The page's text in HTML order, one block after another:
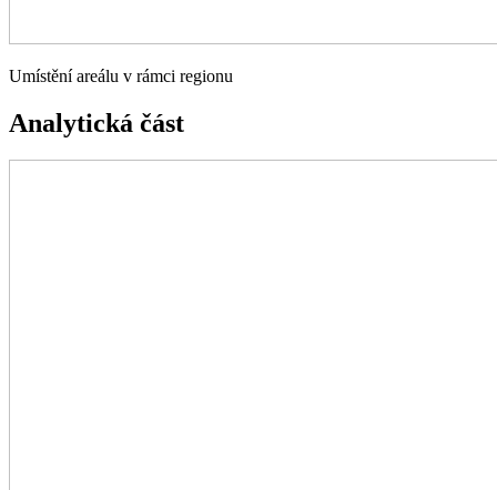
Umístění areálu v rámci regionu
Analytická část